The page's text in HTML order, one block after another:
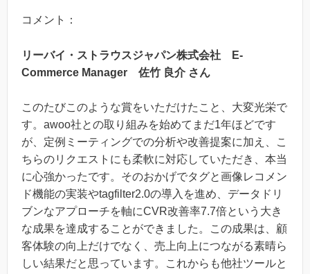
コメント：
リーバイ・ストラウスジャパン株式会社 E-
Commerce Manager 佐竹 良介 さん
このたびこのような賞をいただけたこと、大変光栄で
す。awoo社との取り組みを始めてまだ1年ほどです
が、定例ミーティングでの分析や改善提案に加え、こ
ちらのリクエストにも柔軟に対応していただき、本当
に心強かったです。そのおかげでタグと画像レコメン
ド機能の実装やtagfilter2.0の導入を進め、データドリ
ブンなアプローチを軸にCVR改善率7.7倍という大き
な成果を達成することができました。この成果は、顧
客体験の向上だけでなく、売上向上につながる素晴ら
しい結果だと思っています。これからも他社ツールと